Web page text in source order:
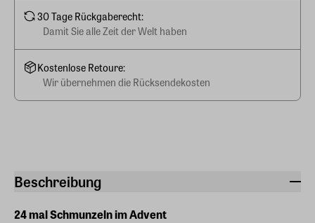
Beschreibung
24 mal Schmunzeln im Advent
30 Tage Rückgaberecht:
Damit Sie alle Zeit der Welt haben
Kostenlose Retoure:
Wir übernehmen die Rücksendekosten